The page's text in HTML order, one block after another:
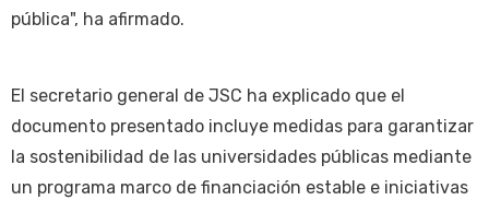
pública", ha afirmado.
El secretario general de JSC ha explicado que el
documento presentado incluye medidas para garantizar
la sostenibilidad de las universidades públicas mediante
un programa marco de financiación estable e iniciativas